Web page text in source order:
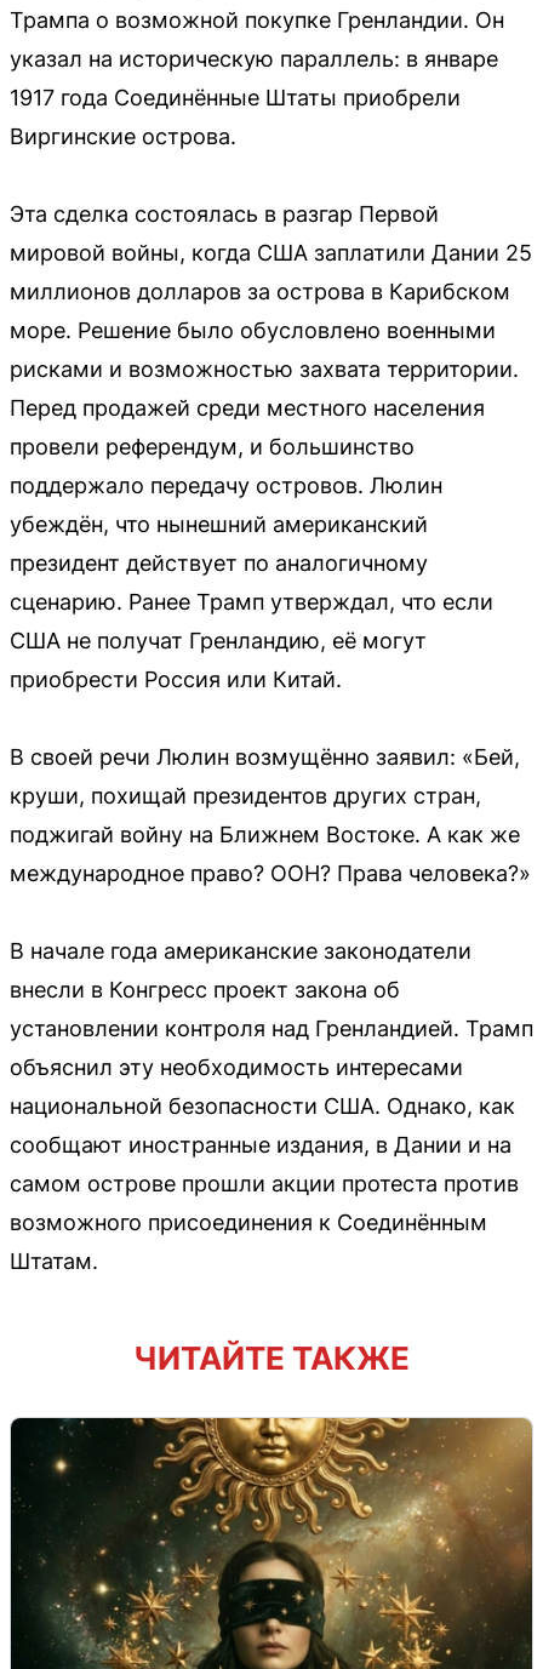
Трампа о возможной покупке Гренландии. Он
указал на историческую параллель: в январе
1917 года Соединённые Штаты приобрели
Виргинские острова.
Эта сделка состоялась в разгар Первой
мировой войны, когда США заплатили Дании 25
миллионов долларов за острова в Карибском
море. Решение было обусловлено военными
рисками и возможностью захвата территории.
Перед продажей среди местного населения
провели референдум, и большинство
поддержало передачу островов. Люлин
убеждён, что нынешний американский
президент действует по аналогичному
сценарию. Ранее Трамп утверждал, что если
США не получат Гренландию, её могут
приобрести Россия или Китай.
В своей речи Люлин возмущённо заявил: «Бей,
круши, похищай президентов других стран,
поджигай войну на Ближнем Востоке. А как же
международное право? ООН? Права человека?»
В начале года американские законодатели
внесли в Конгресс проект закона об
установлении контроля над Гренландией. Трамп
объяснил эту необходимость интересами
национальной безопасности США. Однако, как
сообщают иностранные издания, в Дании и на
самом острове прошли акции протеста против
возможного присоединения к Соединённым
Штатам.
ЧИТАЙТЕ ТАКЖЕ